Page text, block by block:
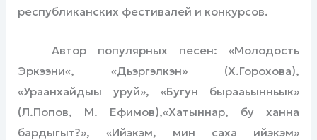
республиканских фестивалей и конкурсов.
Автор популярных песен: «Молодость
Эркээни«, «Дьэргэлкэн» (Х.Горохова),
«Ураанхайдыы уруй», «Бугун бырааьынньык»
(Л.Попов, М. Ефимов),«Хатыннар, бу ханна
бардыгыт?», «Ийэкэм, мин саха ийэкэм»